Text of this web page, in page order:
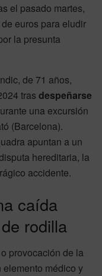
el pasado martes,
euros para eludir
la presunta
de 71 años,
tras despeñarse
una excursión
(Barcelona).
apuntan a un
hereditaria, la
accidente.
caída
rodilla
provocación de la
médico y